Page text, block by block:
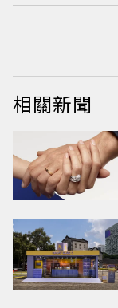
相關新聞